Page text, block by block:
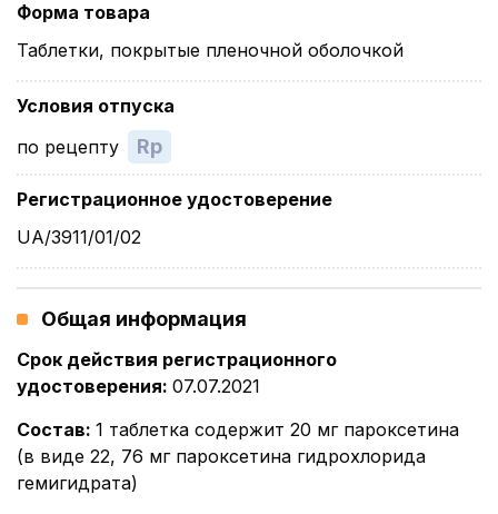
Форма товара
Таблетки, покрытые пленочной оболочкой
Условия отпуска
по рецепту
Rp
Регистрационное удостоверение
UA/3911/01/02
Общая информация
Срок действия регистрационного
удостоверения: 07.07.2021
Состав: 1 таблетка содержит 20 мг пароксетина
(в виде 22, 76 мг пароксетина гидрохлорида
гемигидрата)